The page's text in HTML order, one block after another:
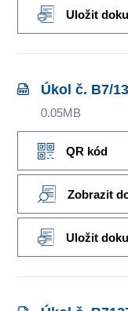
Uložit
Úkol č. B7/
0.05MB
QR kód
Zobrazit
Uložit